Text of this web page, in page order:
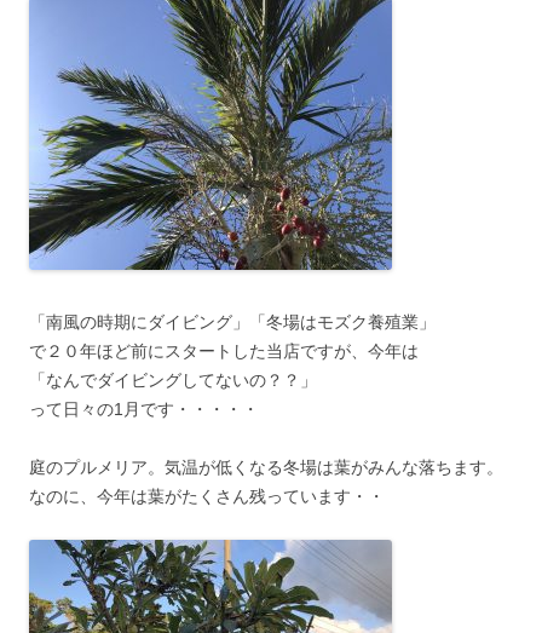
「南風の時期にダイビング」「冬場はモズク養殖業」
で２０年ほど前にスタートした当店ですが、今年は
「なんでダイビングしてないの？？」
って日々の1月です・・・・・
庭のプルメリア。気温が低くなる冬場は葉がみんな落ちます。
なのに、今年は葉がたくさん残っています・・